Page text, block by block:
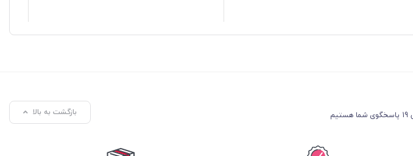
بازگشت به بالا